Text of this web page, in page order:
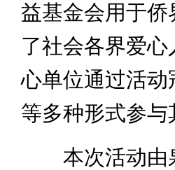
益基金会用于
了社会各界爱
心单位通过活
等多种形式参与
本次活动由